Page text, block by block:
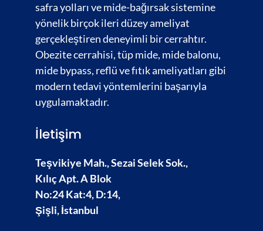
safra yolları vemide-bağırsaksistemine
yönelik birçok ileri düzey ameliyat
gerçekleştiren deneyimli bir cerrahtır.
Obezite cerrahisi,tüp mide, mide balonu,
mide bypass, reflü ve fıtık ameliyatları gibi
modern tedavi yöntemlerini başarıyla
uygulamaktadır.
İletişim
Teşvikiye Mah., Sezai Selek Sok.,
Kılıç Apt. A Blok
No:24 Kat:4, D:14,
Şişli, İstanbul